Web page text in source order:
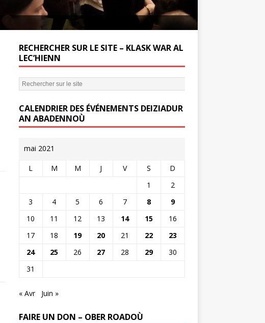
RECHERCHER SUR LE SITE – KLASK WAR AL
LEC’HIENN
CALENDRIER DES ÉVÉNEMENTS DEIZIADUR
AN ABADENNOÙ
mai 2021
L M M J V S
D
1
2
3
4 5 6 7 8
9
10
11 12 13 14 15
16
17
18 19 20 21 22
23
24
25 26 27 28 29
30
31
« Avr Juin »
FAIRE UN DON – OBER ROADOÙ